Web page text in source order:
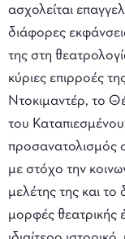
ασχολείται
διάφορες
της στη
κύριες επιρροές
Ντοκιμαντέρ, το
του
προσανατολισμός
με στόχο την
μελέτης της και το
μορφές θεατρικής